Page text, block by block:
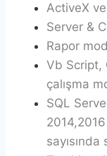
ActiveX
Server &
Rapor
Vb Script,
çalışma
SQL
2014,2016